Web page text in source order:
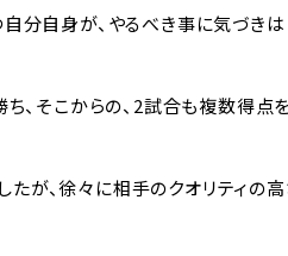
分自身が、やるべき事に気づき
、そこからの、2試合も複数得点
が、徐々に相手のクオリティの